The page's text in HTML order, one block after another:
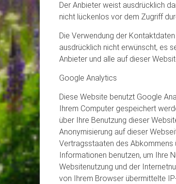
Der Anbieter weist ausdrücklich
nicht lückenlos vor dem Zugriff
Die Verwendung der
ausdrücklich nicht erwünscht, es
Anbieter und alle auf dieser
Google Analytics
Diese Website benutzt Google
Ihrem Computer gespeichert
über Ihre Benutzung dieser
Anonymisierung auf dieser
Vertragsstaaten des Abkommens
Informationen benutzen, um Ihre
Websitenutzung und der
von Ihrem Browser übermittelte